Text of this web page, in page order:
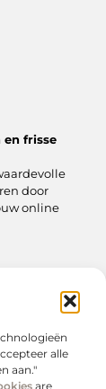
alle
aan."
are
frisse
door
online